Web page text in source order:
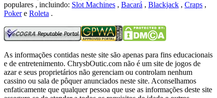
populares , incluindo: Slot Machines , Bacará , Blackjack , Craps ,
Pokere Roleta .
As informações contidas neste site são apenas para fins educacionais
e de entretenimento. ChrysbOutic.com não é um site de jogos de
azar e seus proprietários não gerenciam ou controlam nenhum
cassino ou sala de pôquer anunciados neste site. Aconselhamos
enfaticamente que qualquer pessoa que use as informações deste site